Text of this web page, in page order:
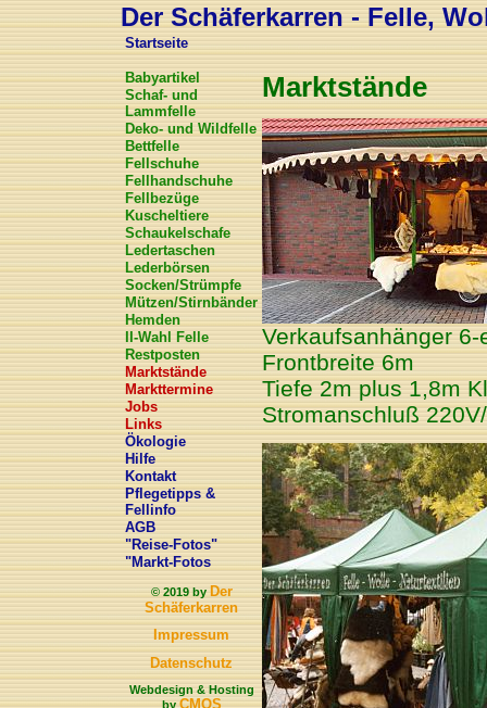
Der Schäferkarren - Felle,
Startseite
Babyartikel
Schaf- und
Lammfelle
Deko- und Wildfelle
Bettfelle
Fellschuhe
Fellhandschuhe
Fellbezüge
Kuscheltiere
Schaukelschafe
Ledertaschen
Lederbörsen
Socken/Strümpfe
Mützen/Stirnbänder
Hemden
II-Wahl Felle
Restposten
Marktstände
Markttermine
Jobs
Links
Ökologie
Hilfe
Kontakt
Pflegetipps &
Fellinfo
AGB
"Reise-Fotos"
"Markt-Fotos
© 2019 byDer
Schäferkarren
Impressum
Datenschutz
Webdesign & Hosting
byCMOS
Marktstände
Verkaufsanhänger 6-
Frontbreite 6m
Tiefe 2m plus 1,8m
Stromanschluß